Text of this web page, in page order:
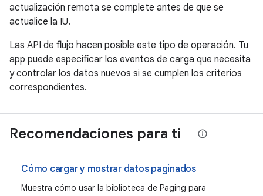
actualización remota se complete antes de que se
actualice la IU.
Las API de flujo hacen posible este tipo de operación. Tu
app puede especificar los eventos de carga que necesita
y controlar los datos nuevos si se cumplen los criterios
correspondientes.
Recomendaciones para ti
Cómo cargar y mostrar datos paginados
Muestra cómo usar la biblioteca de Paging para